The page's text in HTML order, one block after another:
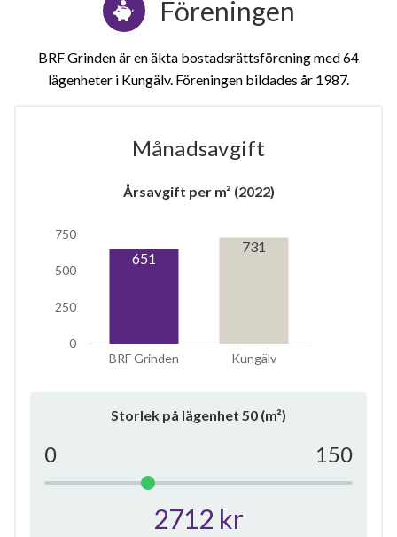
lägenhet
Föreningen
BRF Grinden är en äkta bostadsrättsförening med 64
lägenheter i Kungälv. Föreningen bildades år 1987
Månadsavgift
Årsavgift per m² (2022)
BRF Grinden Kungälv
0
250
500
750
651
731
Storlek på lägenhet 50 (m²)
0 150
2712 kr